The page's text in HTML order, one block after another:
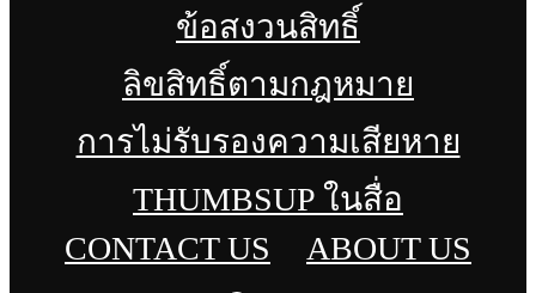
ข้อสงวนสิทธิ์
ลิขสิทธิ์ตามกฎหมาย
การไม่รับรองความเสียหาย
THUMBSUP ในสื่อ
CONTACT US
ABOUT US